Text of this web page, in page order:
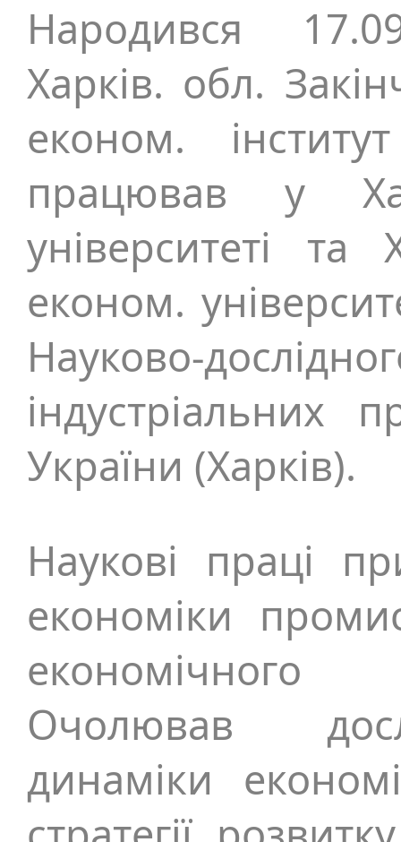
Народився
Харків. обл.
економ.
працював у
університеті та
економ.
Науково-
індустріальних
України (Харків).
Наукові праці
економіки
економічного
Очолював
динаміки